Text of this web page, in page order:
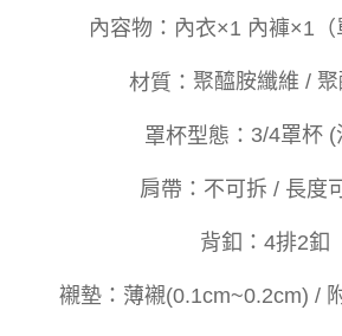
內容物： 內衣×1 內褲×1（
材質： 聚醯胺纖維 /
罩杯型態： 3/4罩杯 (
肩帶： 不可拆 / 長度
背釦 ： 4排2釦
襯墊： 薄襯(0.1cm~0.2cm) /